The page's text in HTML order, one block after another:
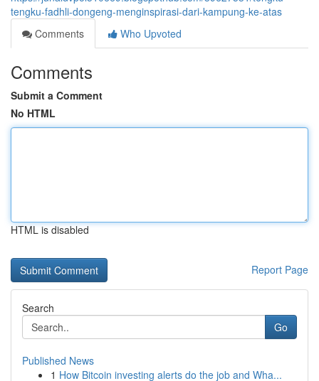
tengku-fadhli-dongeng-menginspirasi-dari-kampung-ke-atas
Comments
Who Upvoted
Comments
Submit a Comment
No HTML
HTML is disabled
Report Page
Search
Go
Published News
1 How Bitcoin investing alerts do the job and Wha...